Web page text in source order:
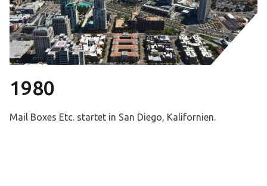
1980
Mail Boxes Etc. startet in San Diego, Kalifornien.